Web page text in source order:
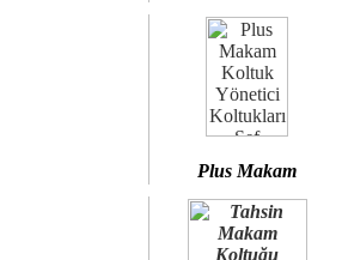
Plus Makam